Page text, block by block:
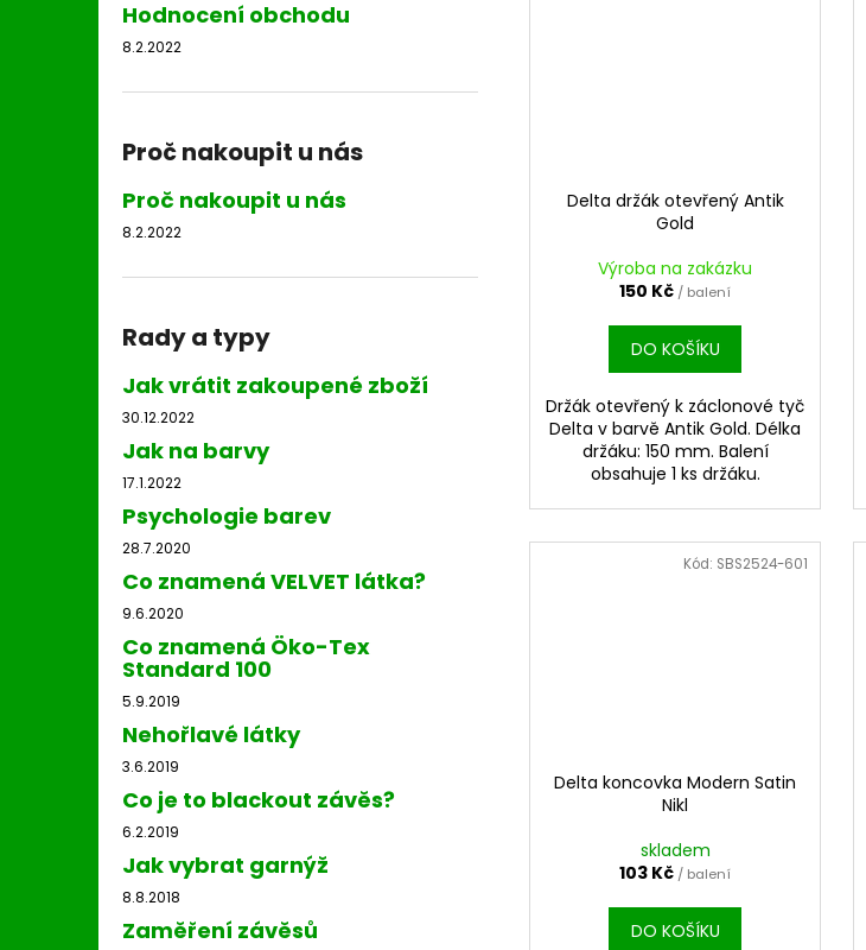
Hodnocení obchodu
8.2.2022
Proč nakoupit u nás
Proč nakoupit u nás
8.2.2022
Rady a typy
Jak vrátit zakoupené zboží
30.12.2022
Jak na barvy
17.1.2022
Psychologie barev
28.7.2020
Co znamená VELVET látka?
9.6.2020
Co znamená Öko-Tex
Standard 100
5.9.2019
Nehořlavé látky
3.6.2019
Co je to blackout závěs?
6.2.2019
Jak vybrat garnýž
8.8.2018
Zaměření závěsů
Delta držák otevřený Antik
Gold
Výroba na zakázku
150 Kč / balení
DO KOŠÍKU
Držák otevřený k záclonové tyč
Delta v barvě Antik Gold. Délka
držáku: 150 mm. Balení
obsahuje 1 ks držáku.
Delta koncovka Modern Satin
Nikl
skladem
103 Kč / balení
DO KOŠÍKU
Kód: SBS2524-601